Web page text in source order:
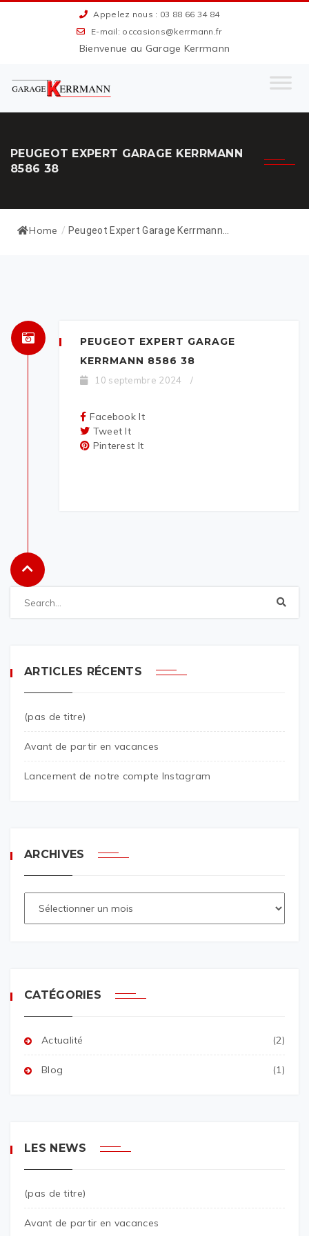
Appelez nous : 03 88 66 34 84
E-mail: occasions@kerrmann.fr
Bienvenue au Garage Kerrmann
PEUGEOT EXPERT GARAGE KERRMANN
8586 38
Home / Peugeot Expert Garage Kerrmann...
PEUGEOT EXPERT GARAGE
KERRMANN 8586 38
10 septembre 2024 /
Facebook It
Tweet It
Pinterest It
ARTICLES RÉCENTS
(pas de titre)
Avant de partir en vacances
Lancement de notre compte Instagram
ARCHIVES
CATÉGORIES
Actualité (2)
Blog (1)
LES NEWS
(pas de titre)
Avant de partir en vacances